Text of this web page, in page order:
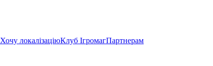
Хочу локалізаціюКлуб ІгромагПартнерам